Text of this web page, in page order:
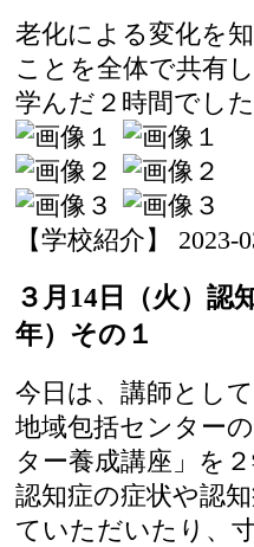
老化による変化を
ことを全体で共有
学んだ２時間でし
【学校紹介】 2023-
３月14日（火）認
年）その１
今日は、講師とし
地域包括センター
ター養成講座」を
認知症の症状や認
ていただいたり、